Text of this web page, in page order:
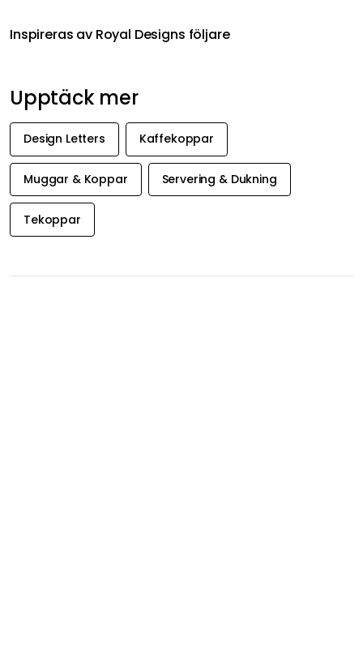
Inspireras av Royal Designs följare
Upptäck mer
Design Letters Kaffekoppar
Muggar & Koppar Servering & Dukning
Tekoppar